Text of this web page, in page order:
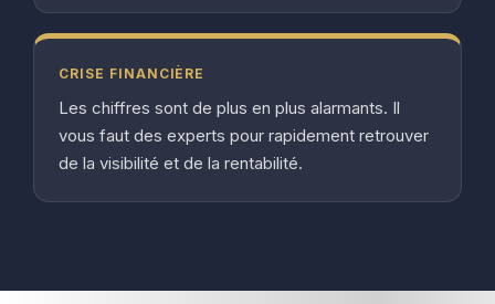
CRISE FINANCIÈRE
Les chiffres sont de plus en plus alarmants. Il
vous faut des experts pour rapidement retrouver
de la visibilité et de la rentabilité.